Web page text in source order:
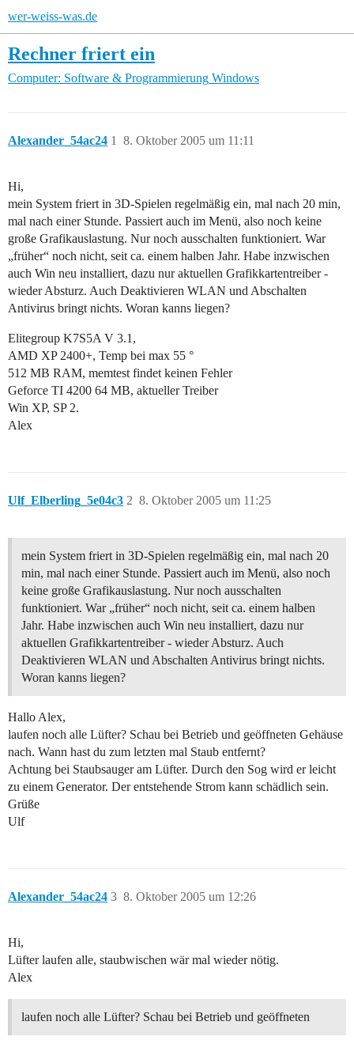
wer-weiss-was.de
Rechner friert ein
Computer: Software & Programmierung Windows
Alexander_54ac24 8. Oktober 2005 um 11:11
1
Hi,
mein System friert in 3D-Spielen regelmäßig ein, mal nach 20 min,
mal nach einer Stunde. Passiert auch im Menü, also noch keine
große Grafikauslastung. Nur noch ausschalten funktioniert. War
„früher“ noch nicht, seit ca. einem halben Jahr. Habe inzwischen
auch Win neu installiert, dazu nur aktuellen Grafikkartentreiber -
wieder Absturz. Auch Deaktivieren WLAN und Abschalten
Antivirus bringt nichts. Woran kanns liegen?
Elitegroup K7S5A V 3.1,
AMD XP 2400+, Temp bei max 55 °
512 MB RAM, memtest findet keinen Fehler
Geforce TI 4200 64 MB, aktueller Treiber
Win XP, SP 2.
Alex
Ulf_Elberling_5e04c3 8. Oktober 2005 um 11:25
2
mein System friert in 3D-Spielen regelmäßig ein, mal nach 20
min, mal nach einer Stunde. Passiert auch im Menü, also noch
keine große Grafikauslastung. Nur noch ausschalten
funktioniert. War „früher“ noch nicht, seit ca. einem halben
Jahr. Habe inzwischen auch Win neu installiert, dazu nur
aktuellen Grafikkartentreiber - wieder Absturz. Auch
Deaktivieren WLAN und Abschalten Antivirus bringt nichts.
Woran kanns liegen?
Hallo Alex,
laufen noch alle Lüfter? Schau bei Betrieb und geöffneten Gehäuse
nach. Wann hast du zum letzten mal Staub entfernt?
Achtung bei Staubsauger am Lüfter. Durch den Sog wird er leicht
zu einem Generator. Der entstehende Strom kann schädlich sein.
Grüße
Ulf
Alexander_54ac24 8. Oktober 2005 um 12:26
3
Hi,
Lüfter laufen alle, staubwischen wär mal wieder nötig.
Alex
laufen noch alle Lüfter? Schau bei Betrieb und geöffneten